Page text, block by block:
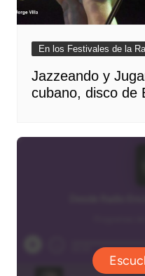
En los Festivales de la
Jazzeando y
cubano, disco de